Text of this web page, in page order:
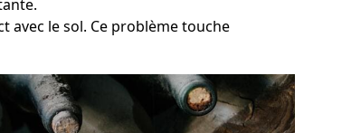
avec le sol. Ce problème touche